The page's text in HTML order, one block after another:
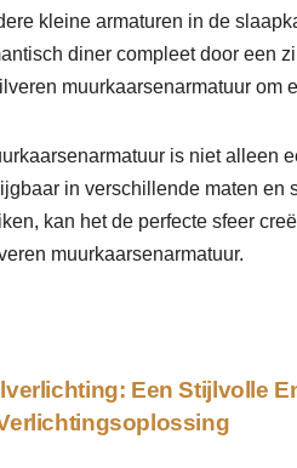
kleine armaturen in de
diner compleet door een
muurkaarsenarmatuur om
is niet alleen
in verschillende maten en
kan het de perfecte sfeer
muurkaarsenarmatuur.
Een Stijlvolle